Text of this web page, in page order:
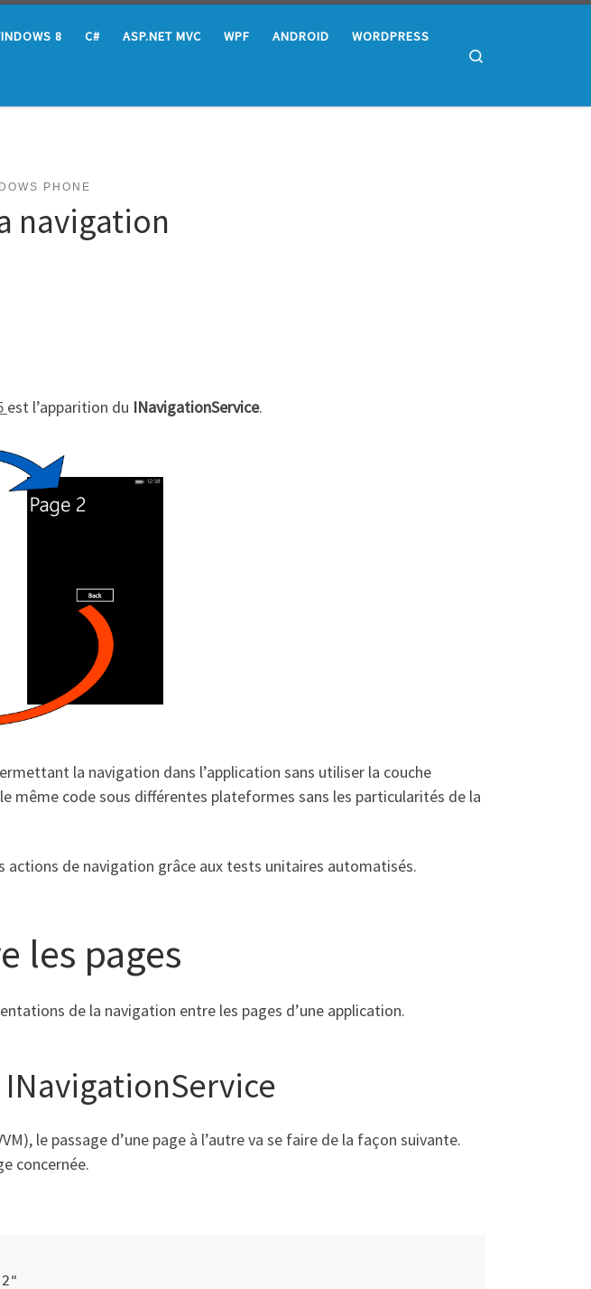
8 C# ASP.NET MVC WPF ANDROID WORDPRESS
PHONE
navigation
est l’apparition du INavigationService.
la navigation dans l’application sans utiliser la couche
même code sous différentes plateformes sans les particularités de la
actions de navigation grâce aux tests unitaires automatisés.
les pages
de la navigation entre les pages d’une application.
INavigationService
le passage d’une page à l’autre va se faire de la façon suivante.
concernée.
2"